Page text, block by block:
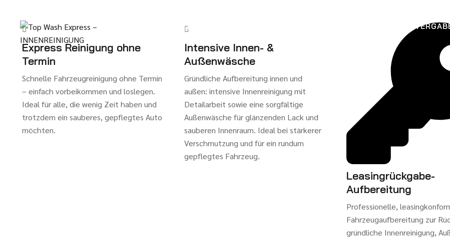
STARTSEITE
ONLINE
Express Reinigung ohne
Termin
Schnelle Fahrzeugreinigung ohne Termin
– einfach vorbeikommen und loslegen.
Ideal für alle, die wenig Zeit haben und
trotzdem ein sauberes, gepflegtes Auto
möchten.
Intensive Innen- &
Außenwäsche
Gründliche Aufbereitung innen und
außen: intensive Innenreinigung mit
Detailarbeit sowie eine sorgfältige
Außenwäsche für glänzenden Lack und
sauberen Innenraum. Ideal bei stärkerer
Verschmutzung und für ein rundum
gepflegtes Fahrzeug.
Leasingrückgabe-
Aufbereitung
Professionelle,
Fahrzeugaufbereitung zur
gründliche Innenreinigung,